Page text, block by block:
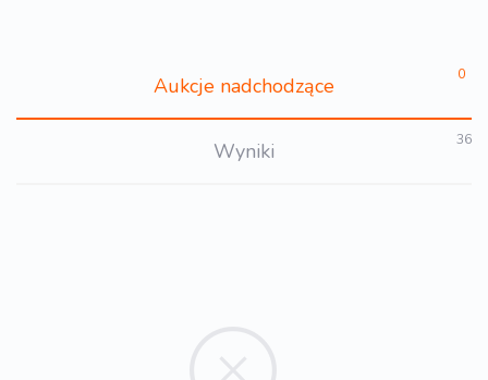
Aukcje nadchodzące 0
Wyniki 36